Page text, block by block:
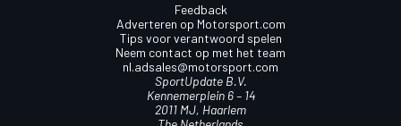
Feedback
Adverteren op Motorsport.com
Tips voor verantwoord spelen
Neem contact op met het team
nl.adsales@motorsport.com
SportUpdate B.V.
Kennemerplein 6 – 14
2011 MJ, Haarlem